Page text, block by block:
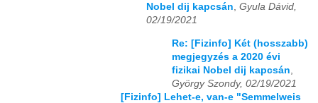
Nobel dij kapcsán, Gyula Dávid,
02/19/2021
Re: [Fizinfo] Két (hosszabb)
megjegyzés a 2020 évi
fizikai Nobel dij kapcsán
György Szondy, 02/19/2021
[Fizinfo] Lehet-e, van-e "Semmelweis